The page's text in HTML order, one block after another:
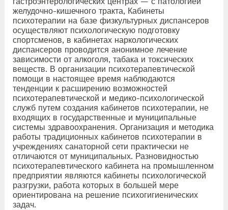
желудочно-кишечного тракта, Кабинеты
психотерапии на базе физкультурных диспансеров
осуществляют психологическую подготовку
спортсменов, в кабинетах наркологических
диспансеров проводится анонимное лечение
зависимости от алкоголя, табака и токсических
веществ. В организации психотерапевтической
помощи в настоящее время наблюдаются
тенденции к расширению возможностей
психотерапевтической и медико-психологической
служб путем создания кабинетов психотерапии, не
входящих в государственные и муниципальные
системы здравоохранения. Организация и методика
работы традиционных кабинетов психотерапии в
учреждениях санаторной сети практически не
отличаются от муниципальных. Разновидностью
психотерапевтического кабинета на промышленном
предприятии являются кабинеты психологической
разгрузки, работа которых в большей мере
ориентирована на решение психогигиенических
задач.